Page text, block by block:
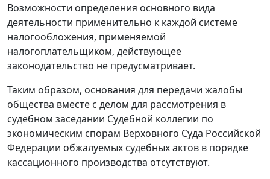
Возможности определения основного вида
деятельности применительно к каждой системе
налогообложения, применяемой
налогоплательщиком, действующее
законодательство не предусматривает.
Таким образом, основания для передачи жалобы
общества вместе с делом для рассмотрения в
судебном заседании Судебной коллегии по
экономическим спорам Верховного Суда Российской
Федерации обжалуемых судебных актов в порядке
кассационного производства отсутствуют.